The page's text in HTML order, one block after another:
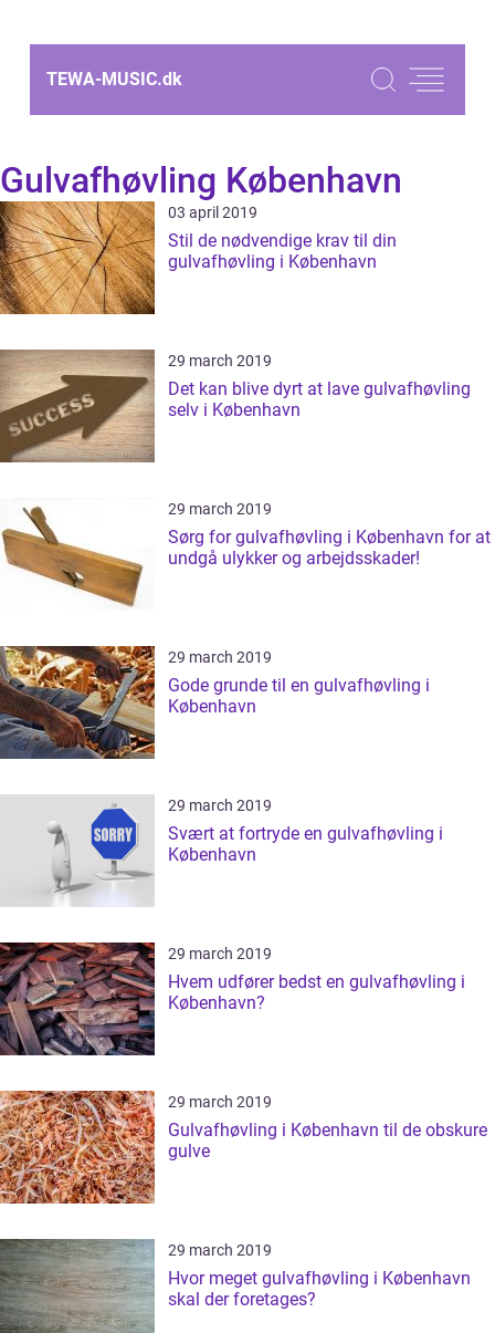
TEWA-MUSIC.dk
Gulvafhøvling København
03 april 2019
Stil de nødvendige krav til din
gulvafhøvling i København
29 march 2019
Det kan blive dyrt at lave gulvafhøvling
selv i København
29 march 2019
Sørg for gulvafhøvling i København for at
undgå ulykker og arbejdsskader!
29 march 2019
Gode grunde til en gulvafhøvling i
København
29 march 2019
Svært at fortryde en gulvafhøvling i
København
29 march 2019
Hvem udfører bedst en gulvafhøvling i
København?
29 march 2019
Gulvafhøvling i København til de obskure
gulve
29 march 2019
Hvor meget gulvafhøvling i København
skal der foretages?